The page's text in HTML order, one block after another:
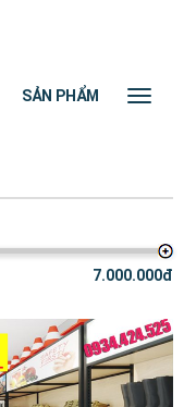
SẢN PHẨM TIN TỨC
7.000.000đ